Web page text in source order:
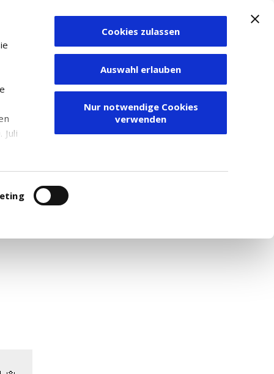
Juli
Cookies zulassen
Auswahl erlauben
Nur notwendige Cookies
verwenden
Zum Depot